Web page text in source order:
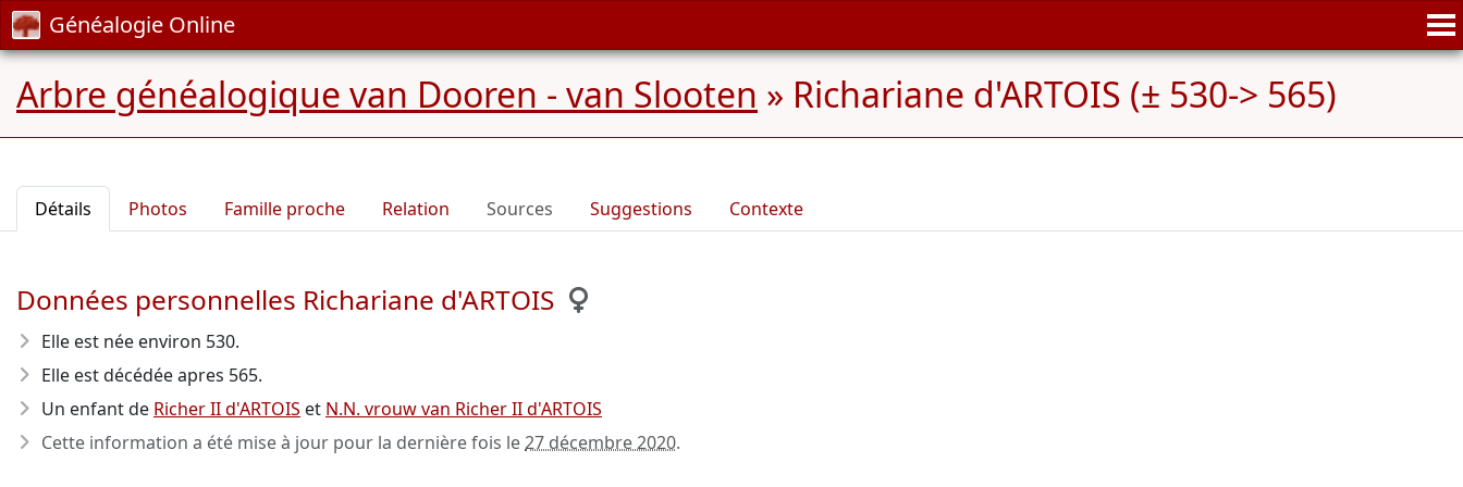
Généalogie Online
Arbre généalogique van Dooren - van Slooten » Richariane d'ARTOIS (± 530-> 565)
Détails Photos Famille proche Relation Sources Suggestions Contexte
Données personnelles Richariane d'ARTOIS
Elle est née environ 530.
Elle est décédée apres 565.
Un enfant de Richer II d'ARTOIS et N.N. vrouw van Richer II d'ARTOIS
Cette information a été mise à jour pour la dernière fois le27 décembre 2020.